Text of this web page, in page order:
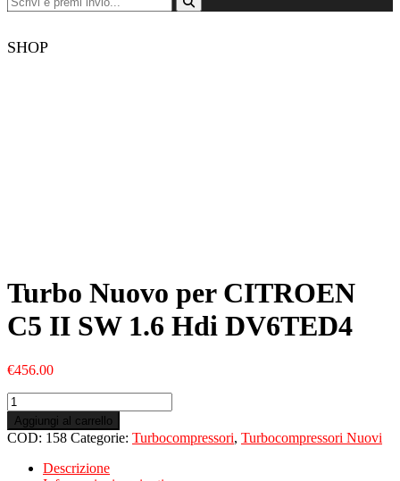
SHOP
Turbo Nuovo per CITROEN
C5 II SW 1.6 Hdi DV6TED4
€456.00
Turbo
Nuovo
per
CITROEN
Aggiungi al carrello
COD: 158 Categorie: Turbocompressori, Turbocompressori Nuovi
Descrizione